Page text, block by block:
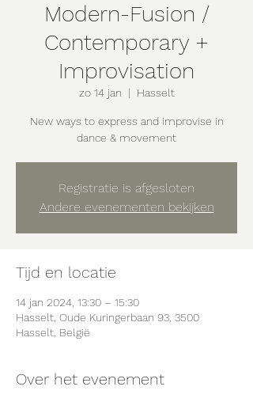
Modern-Fusion /
Contemporary +
Improvisation
zo 14 jan
  |
Hasselt
New ways to express and improvise in
dance & movement
Registratie is afgesloten
Andere evenementen bekijken
Tijd en locatie
14 jan 2024, 13:30 – 15:30
Hasselt, Oude Kuringerbaan 93, 3500
Hasselt, België
Over het evenement